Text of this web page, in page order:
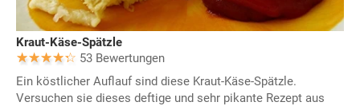
Kraut-Käse-Spätzle
53 Bewertungen
Ein köstlicher Auflauf sind diese Kraut-Käse-Spätzle.
Versuchen sie dieses deftige und sehr pikante Rezept aus